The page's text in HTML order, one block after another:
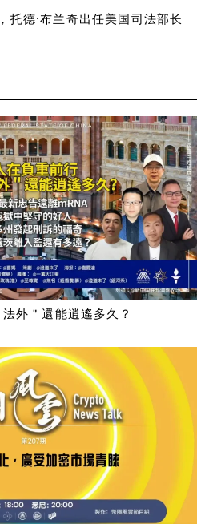
托德·布兰奇出任美国司法部长
外＂還能逍遙多久？